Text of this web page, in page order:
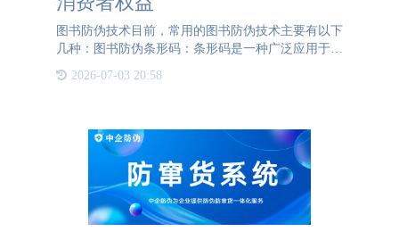
图书防伪技术目前，常用的图书防伪技术主要有以下
几种：图书防伪条形码：条形码是一种广泛应用于商
品管理和物流追踪的技术，通过扫描条形码可以查看
商品的基本信息和生产过程。在图书领域，条形码通
2026-07-03 20:58